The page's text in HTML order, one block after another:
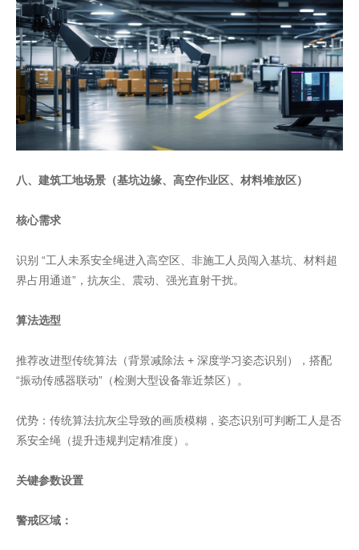
八、建筑工地场景（基坑边缘、高空作业区、材料堆放区）
核心需求
识别 “工人未系安全绳进入高空区、非施工人员闯入基坑、材料超
界占用通道”，抗灰尘、震动、强光直射干扰。
算法选型
推荐改进型传统算法（背景减除法 + 深度学习姿态识别），搭配
“振动传感器联动”（检测大型设备靠近禁区）。
优势：传统算法抗灰尘导致的画质模糊，姿态识别可判断工人是否
系安全绳（提升违规判定精准度）。
关键参数设置
警戒区域：